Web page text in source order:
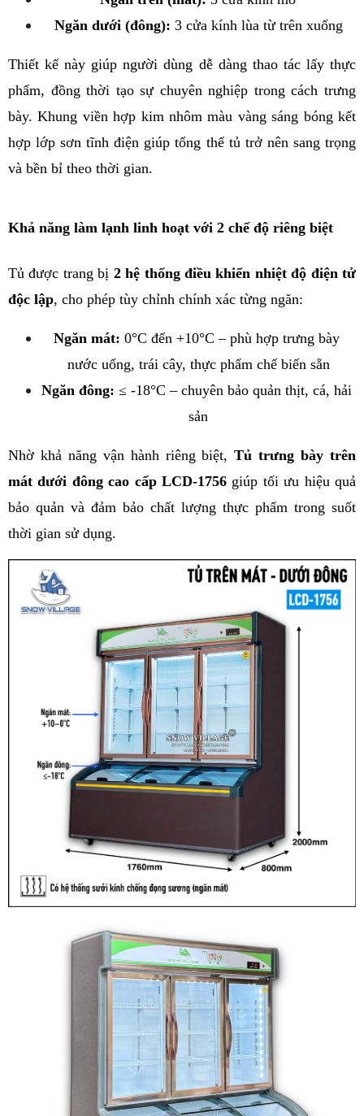
Ngăn dưới (đông): 3 cửa kính lùa từ trên xuống
Thiết kế này giúp người dùng dễ dàng thao tác lấy thực
phẩm, đồng thời tạo sự chuyên nghiệp trong cách trưng
bày. Khung viền hợp kim nhôm màu vàng sáng bóng kết
hợp lớp sơn tĩnh điện giúp tổng thể tủ trở nên sang trọng
và bền bỉ theo thời gian.
Khả năng làm lạnh linh hoạt với 2 chế độ riêng biệt
Tủ được trang bị 2 hệ thống điều khiển nhiệt độ điện tử
độc lập, cho phép tùy chỉnh chính xác từng ngăn:
Ngăn mát: 0°C đến +10°C – phù hợp trưng bày
nước uống, trái cây, thực phẩm chế biến sẵn
Ngăn đông: ≤ -18°C – chuyên bảo quản thịt, cá, hải
sản
Nhờ khả năng vận hành riêng biệt, Tủ trưng bày trên
mát dưới đông cao cấp LCD-1756 giúp tối ưu hiệu quả
bảo quản và đảm bảo chất lượng thực phẩm trong suốt
thời gian sử dụng.